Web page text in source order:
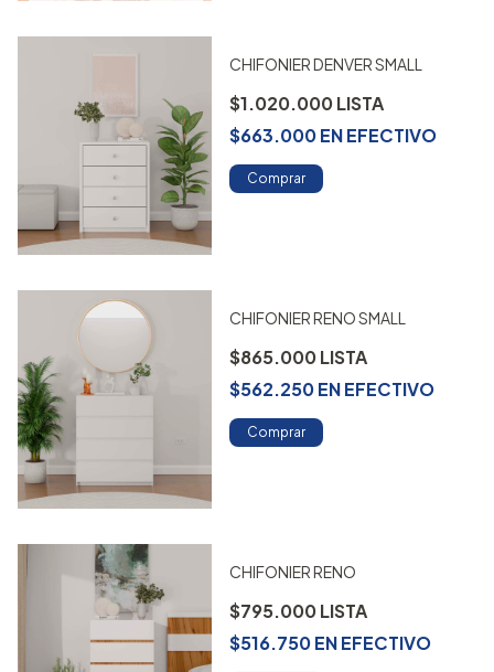
CHIFONIER DENVER SMALL
$1.020.000
$663.000ENEFECTIVO
Comprar
CHIFONIER RENO SMALL
$865.000
$562.250ENEFECTIVO
Comprar
CHIFONIER RENO
$795.000
$516.750ENEFECTIVO